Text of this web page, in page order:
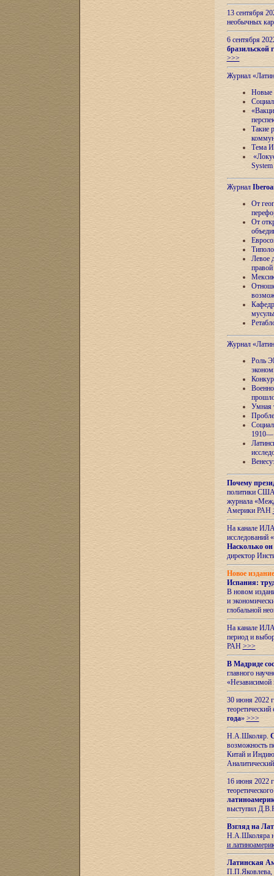
13 сентября
необычных
6 сентября
бразильской
>>>
Журнал
Новые
Такие
Тема
Журнал
От
От
Левое
Журнал
Роль
Умная
Почему
политики США
журнала
Америки РАН
На канале ИЛА
исследований «
Насколько он
директор
Новое
Испания:
В новом
и
глобальной
На канале
период и
РАН >>>
В Мадриде
главного
«Независимой
30 июня 2022
года» >>>
Н.А.Школяр.
возможность
Китай и
16 июня 2022
выступил
Взгляд на
Н.А.Школяра
и
Латинская
П.П.Яковлева,